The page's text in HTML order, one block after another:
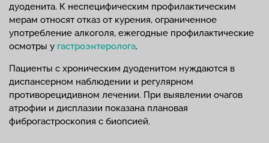
дуоденита. К неспецифическим профилактическим
мерам относят отказ от курения, ограниченное
употребление алкоголя, ежегодные профилактические
осмотры у гастроэнтеролога.
Пациенты с хроническим дуоденитом нуждаются в
диспансерном наблюдении и регулярном
противорецидивном лечении. При выявлении очагов
атрофии и дисплазии показана плановая
фиброгастроскопия с биопсией.